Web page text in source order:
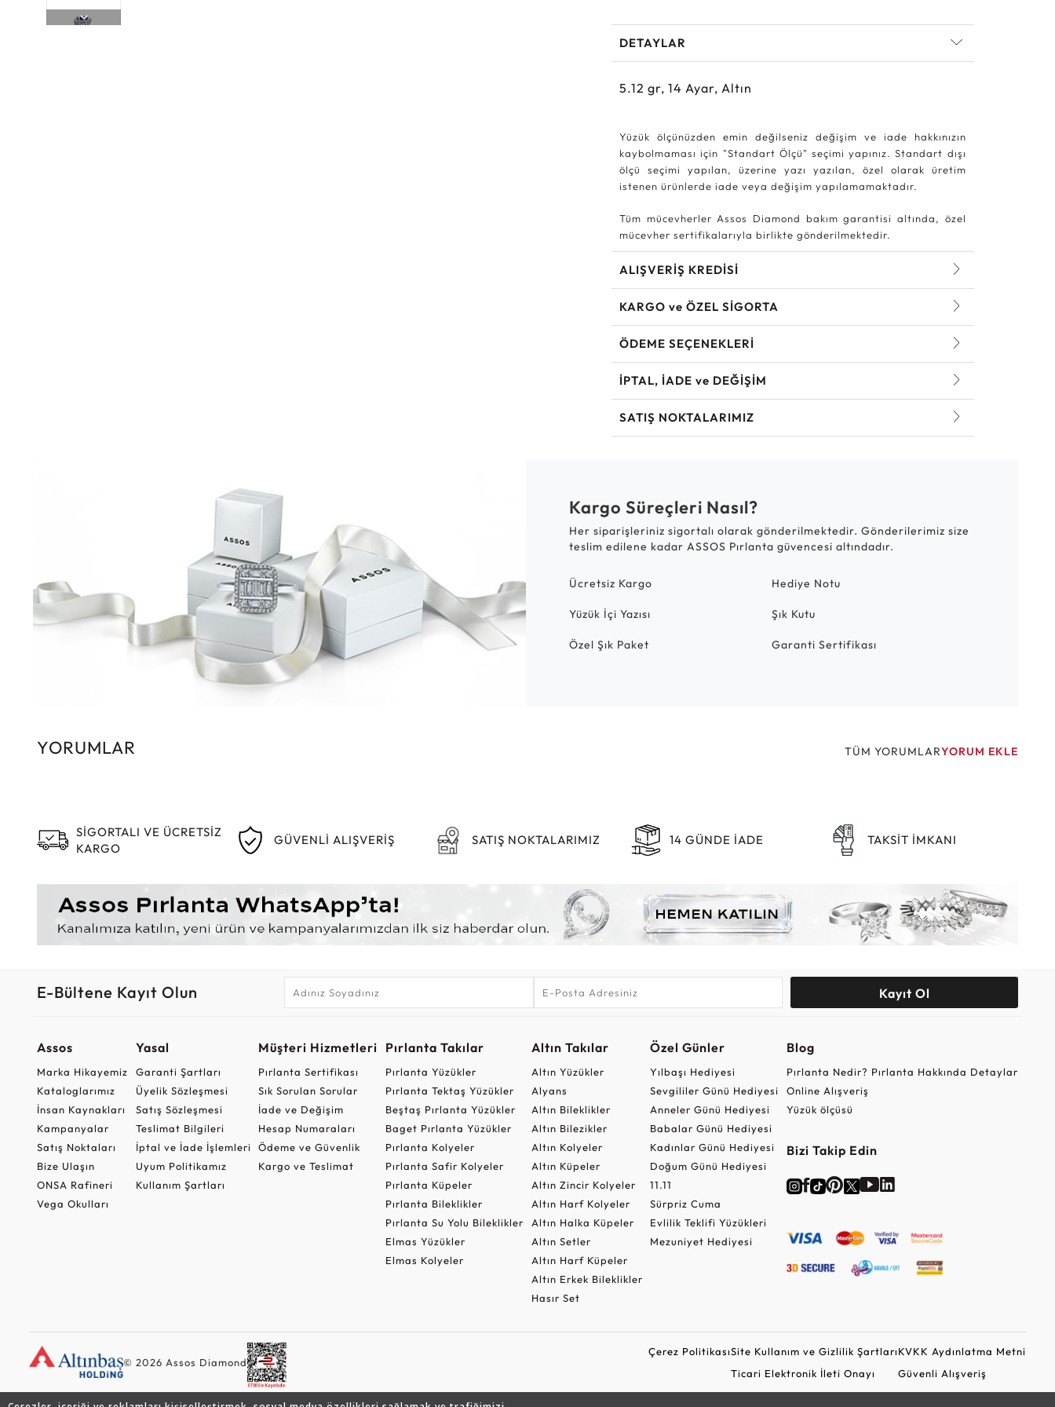
DETAYLAR
5.12gr,14Ayar, Altın
Yüzük ölçünüzden emin değilseniz değişim ve iade hakkınızın
kaybolmaması için "Standart Ölçü" seçimi yapınız. Standart dışı
ölçü seçimi yapılan, üzerine yazı yazılan, özel olarak üretim
istenen ürünlerde iade veya değişim yapılamamaktadır.
Tüm mücevherler Assos Diamond bakım garantisi altında, özel
mücevher sertifikalarıyla birlikte gönderilmektedir.
ALIŞVERİŞ KREDİSİ
KARGO ve ÖZEL SİGORTA
ÖDEME SEÇENEKLERİ
İPTAL, İADE ve DEĞİŞİM
SATIŞ NOKTALARIMIZ
Kargo Süreçleri Nasıl?
Her siparişleriniz sigortalı olarak gönderilmektedir. Gönderilerimiz size
teslim edilene kadar ASSOS Pırlanta güvencesi altındadır.
Ücretsiz Kargo Hediye Notu
Yüzük İçi Yazısı Şık Kutu
Özel Şık Paket Garanti Sertifikası
YORUMLAR TÜM YORUMLARYORUM EKLE
SİGORTALI VE ÜCRETSİZ
KARGO
GÜVENLİ ALIŞVERİŞ SATIŞ NOKTALARIMIZ 14 GÜNDE İADE TAKSİT İMKANI
E-Bültene Kayıt Olun Kayıt Ol
Assos
Marka Hikayemiz
Kataloglarımız
İnsan Kaynakları
Kampanyalar
Satış Noktaları
Bize Ulaşın
ONSA Rafineri
Vega Okulları
Yasal
Garanti Şartları
Üyelik Sözleşmesi
Satış Sözleşmesi
Teslimat Bilgileri
İptal ve İade İşlemleri
Uyum Politikamız
Kullanım Şartları
Müşteri Hizmetleri
Pırlanta Sertifikası
Sık Sorulan Sorular
İade ve Değişim
Hesap Numaraları
Ödeme ve Güvenlik
Kargo ve Teslimat
Pırlanta Takılar
Pırlanta Yüzükler
Pırlanta Tektaş Yüzükler
Beştaş Pırlanta Yüzükler
Baget Pırlanta Yüzükler
Pırlanta Kolyeler
Pırlanta Safir Kolyeler
Pırlanta Küpeler
Pırlanta Bileklikler
Pırlanta Su Yolu Bileklikler
Elmas Yüzükler
Elmas Kolyeler
Altın Takılar
Altın Yüzükler
Alyans
Altın Bileklikler
Altın Bilezikler
Altın Kolyeler
Altın Küpeler
Altın Zincir Kolyeler
Altın Harf Kolyeler
Altın Halka Küpeler
Altın Setler
Altın Harf Küpeler
Altın Erkek Bileklikler
Hasır Set
Özel Günler
Yılbaşı Hediyesi
Sevgililer Günü Hediyesi
Anneler Günü Hediyesi
Babalar Günü Hediyesi
Kadınlar Günü Hediyesi
Doğum Günü Hediyesi
11.11
Sürpriz Cuma
Evlilik Teklifi Yüzükleri
Mezuniyet Hediyesi
Blog
Pırlanta Nedir? Pırlanta Hakkında Detaylar
Online Alışveriş
Yüzük ölçüsü
Bizi Takip Edin
© 2026 Assos Diamond
Çerez PolitikasıSite Kullanım ve Gizlilik Şartları
Ticari Elektronik İleti Onayı
KVKK Aydınlatma Metni
Güvenli Alışveriş